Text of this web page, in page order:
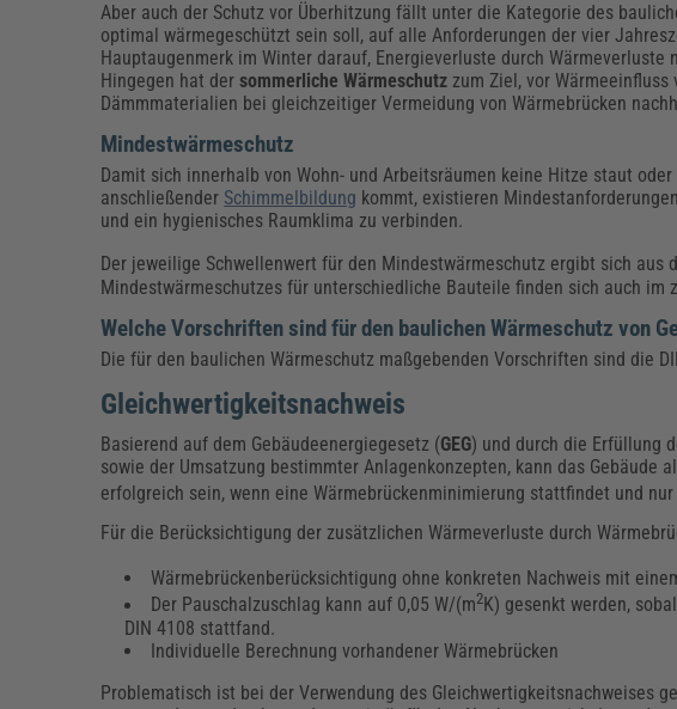
Aber auch der Schutz vor Überhitzung fällt unter die Kategorie des
optimal wärmegeschützt sein soll, auf alle Anforderungen der vier
Hauptaugenmerk im Winter darauf, Energieverluste durch Wärmeverluste
Hingegen hat dersommerliche Wärmeschutz zum Ziel, vor
Dämmmaterialien bei gleichzeitiger Vermeidung von Wärmebrücken
Mindestwärmeschutz
Damit sich innerhalb von Wohn- und Arbeitsräumen keine Hitze staut oder
anschließender Schimmelbildung kommt, existieren
und ein hygienisches Raumklima zu verbinden.
Der jeweilige Schwellenwert für den Mindestwärmeschutz ergibt sich aus
Mindestwärmeschutzes für unterschiedliche Bauteile finden sich auch im
Welche Vorschriften sind für den baulichen Wärmeschutz von
Die für den baulichen Wärmeschutz maßgebenden Vorschriften sind die
Gleichwertigkeitsnachweis
Basierend auf dem Gebäudeenergiegesetz (GEG) und durch die Erfüllung
sowie der Umsatzung bestimmter Anlagenkonzepten, kann das Gebäude
erfolgreich sein, wenn eine Wärmebrückenminimierung stattfindet und
Für die Berücksichtigung der zusätzlichen Wärmeverluste durch
Wärmebrückenberücksichtigung ohne konkreten Nachweis mit
Der Pauschalzuschlag kann auf 0,05 W/(m2 K) gesenkt werden,
DIN 4108 stattfand.
Individuelle Berechnung vorhandener Wärmebrücken
Problematisch ist bei der Verwendung des Gleichwertigkeitsnachweises